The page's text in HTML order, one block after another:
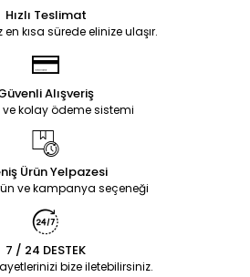
Hızlı Teslimat
kısa sürede elinize ulaşır.
Alışveriş
ve kolay ödeme sistemi
Ürün Yelpazesi
ve kampanya seçeneği
7 / 24 DESTEK
bize iletebilirsiniz.